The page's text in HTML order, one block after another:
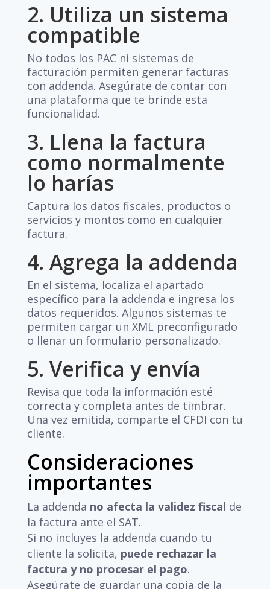
2. Utiliza un sistema
compatible
No todos los PAC ni sistemas de
facturación permiten generar facturas
con addenda. Asegúrate de contar con
una plataforma que te brinde esta
funcionalidad.
3. Llena la factura
como normalmente
lo harías
Captura los datos fiscales, productos o
servicios y montos como en cualquier
factura.
4. Agrega la addenda
En el sistema, localiza el apartado
específico para la addenda e ingresa los
datos requeridos. Algunos sistemas te
permiten cargar un XML preconfigurado
o llenar un formulario personalizado.
5. Verifica y envía
Revisa que toda la información esté
correcta y completa antes de timbrar.
Una vez emitida, comparte el CFDI con tu
cliente.
Consideraciones
importantes
La addenda no afecta la validez fiscal de
la factura ante el SAT.
Si no incluyes la addenda cuando tu
cliente la solicita, puede rechazar la
factura y no procesar el pago.
Asegúrate de guardar una copia de la